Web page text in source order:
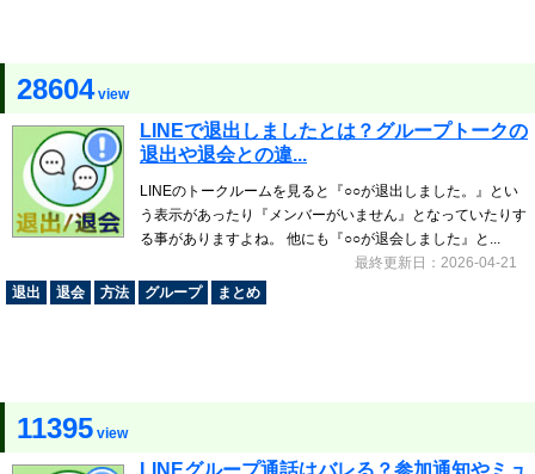
28604view
LINEで退出しましたとは？グループトークの
退出や退会との違...
LINEのトークルームを見ると『○○が退出しました。』とい
う表示があったり『メンバーがいません』となっていたりす
る事がありますよね。 他にも『○○が退会しました』と...
最終更新日：2026-04-21
退出
退会 方法 グループ まとめ
11395 view
LINEグループ通話はバレる？参加通知やミュ